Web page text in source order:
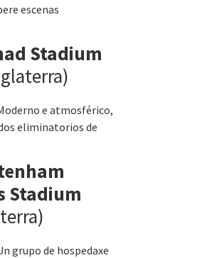
escenas
Stadium
e atmosférico,
eliminatorios de
Stadium
grupo de hospedaxe